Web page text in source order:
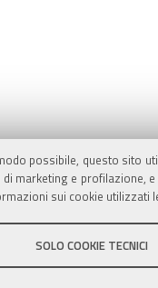
possibile, questo sito
marketing e
sui cookie utilizzati
SOLO COOKIE TECNICI